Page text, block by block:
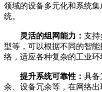
领域的设备多元化和系统
统。
灵活的组网能力： 支持
型等，可以根据不同的智
络，适应各种复杂的工业环
提升系统可靠性： 具备
余、设备冗余等，在网络